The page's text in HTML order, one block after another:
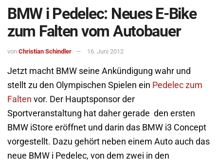
BMW i Pedelec: Neues E-Bike
zum Falten vom Autobauer
von Christian Schindler 16. Juni 2012
Jetzt macht BMW seine Ankündigung wahr und
stellt zu den Olympischen Spielen ein Pedelec zum
Falten vor. Der Hauptsponsor der
Sportveranstaltung hat daher gerade den ersten
BMW iStore eröffnet und darin das BMW i3 Concept
vorgestellt. Dazu gehört neben einem Auto auch das
neue BMW i Pedelec, von dem zwei in den